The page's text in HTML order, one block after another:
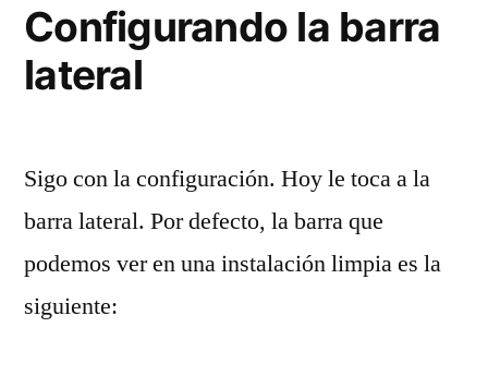
Configurando la barra
lateral
Sigo con la configuración. Hoy le toca a la
barra lateral. Por defecto, la barra que
podemos ver en una instalación limpia es la
siguiente: